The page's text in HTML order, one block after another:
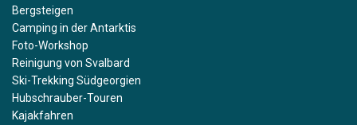
Bergsteigen
Camping in der Antarktis
Foto-Workshop
Reinigung von Svalbard
Ski-Trekking Südgeorgien
Hubschrauber-Touren
Kajakfahren